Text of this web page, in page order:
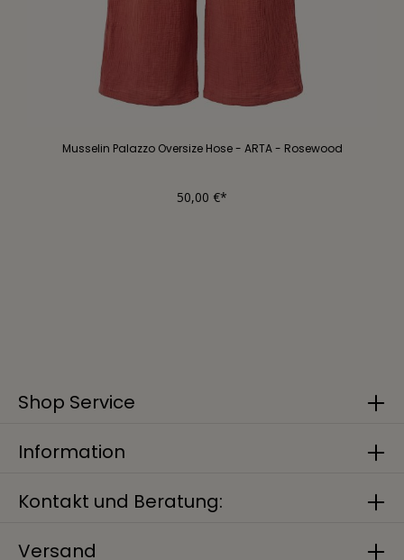
Musselin Palazzo Oversize Hose - ARTA - Rosewood
50,00 €*
Kontakt und Beratung:
Versand
Shop Service
Information